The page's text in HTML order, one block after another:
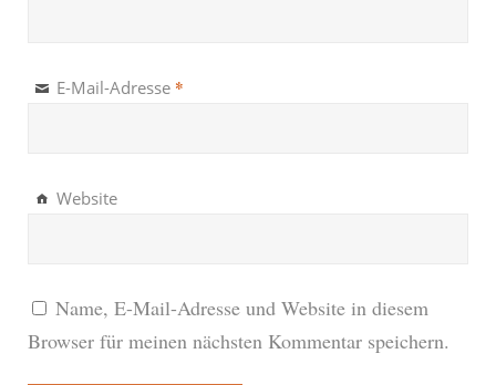
E-Mail-Adresse *
Website
Name, E-Mail-Adresse und Website in diesem
Browser für meinen nächsten Kommentar speichern.